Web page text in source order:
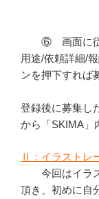
⑥ 画面に従い
用途/依頼詳細/
ンを押下すれば
登録後に募集し
から「SKIMA」
Ⅱ：イラストレ
今回はイラス
頂き、初めに自